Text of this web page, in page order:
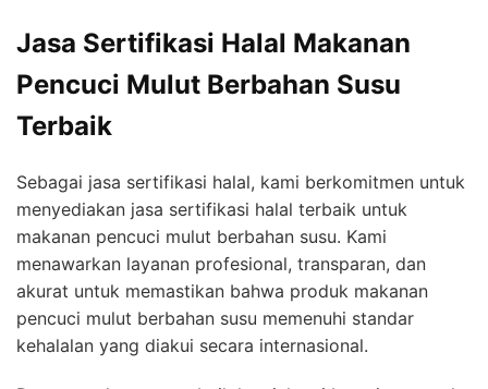
Jasa Sertifikasi Halal Makanan
Pencuci Mulut Berbahan Susu
Terbaik
Sebagai jasa sertifikasi halal, kami berkomitmen untuk
menyediakan jasa sertifikasi halal terbaik untuk
makanan pencuci mulut berbahan susu. Kami
menawarkan layanan profesional, transparan, dan
akurat untuk memastikan bahwa produk makanan
pencuci mulut berbahan susu memenuhi standar
kehalalan yang diakui secara internasional.